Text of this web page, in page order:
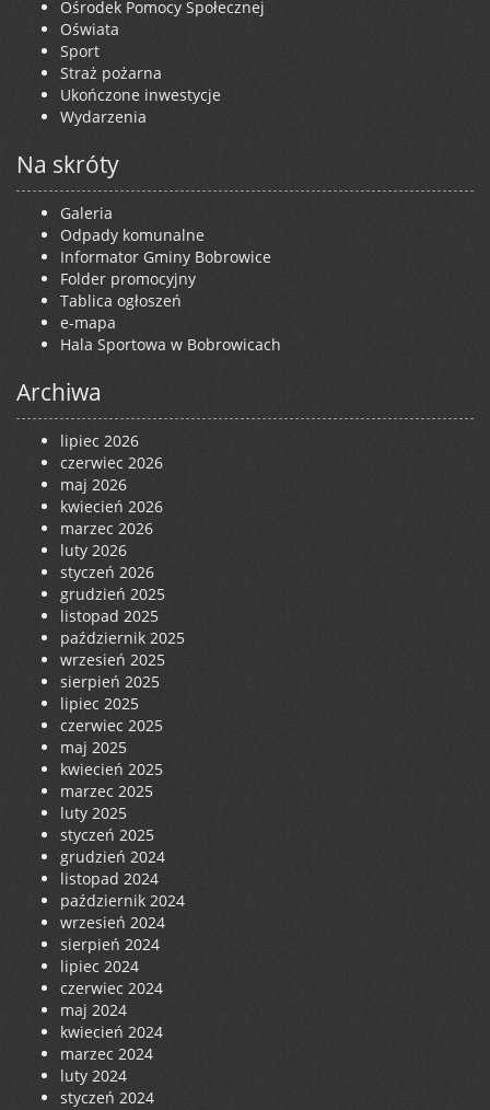
Ośrodek Pomocy Społecznej
Oświata
Sport
Straż pożarna
Ukończone inwestycje
Wydarzenia
Na skróty
Galeria
Odpady komunalne
Informator Gminy Bobrowice
Folder promocyjny
Tablica ogłoszeń
e-mapa
Hala Sportowa w Bobrowicach
Archiwa
lipiec 2026
czerwiec 2026
maj 2026
kwiecień 2026
marzec 2026
luty 2026
styczeń 2026
grudzień 2025
listopad 2025
październik 2025
wrzesień 2025
sierpień 2025
lipiec 2025
czerwiec 2025
maj 2025
kwiecień 2025
marzec 2025
luty 2025
styczeń 2025
grudzień 2024
listopad 2024
październik 2024
wrzesień 2024
sierpień 2024
lipiec 2024
czerwiec 2024
maj 2024
kwiecień 2024
marzec 2024
luty 2024
styczeń 2024